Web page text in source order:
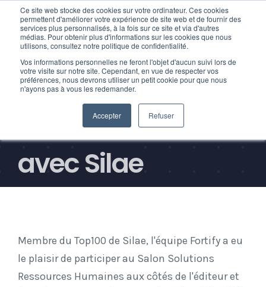
Ce site web stocke des cookies sur votre ordinateur. Ces cookies
permettent d'améliorer votre expérience de site web et de fournir des
services plus personnalisés, à la fois sur ce site et via d'autres
médias. Pour obtenir plus d'informations sur les cookies que nous
utilisons, consultez notre politique de confidentialité.
Vos informations personnelles ne feront l'objet d'aucun suivi lors de
votre visite sur notre site. Cependant, en vue de respecter vos
préférences, nous devrons utiliser un petit cookie pour que nous
n'ayons pas à vous les redemander.
Accepter Refuser
Fortify présent au
Salon Solutions RH
avec Silae
Membre du Top100 de Silae, l'équipe Fortify a eu
le plaisir de participer au Salon Solutions
Ressources Humaines aux côtés de l'éditeur et